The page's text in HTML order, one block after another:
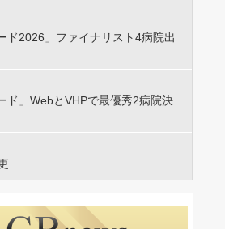
ド2026」ファイナリスト4病院出
ド」WebとVHPで最優秀2病院決